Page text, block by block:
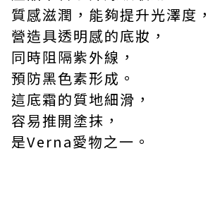
質感滋潤，能夠提升光澤度，
營造具透明感的底妝，
同時阻隔紫外線，
預防黑色素形成。
這底霜的質地細滑，
容易推開塗抹，
是Verna愛物之一。